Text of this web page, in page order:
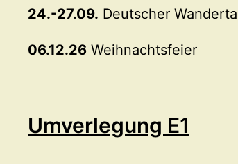
24.-27.09. Deutscher
06.12.26 Weihnachtsfeier
Umverlegung E1